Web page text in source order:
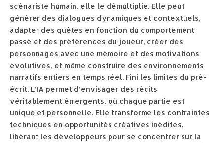
scénariste humain, elle le démultiplie. Elle peut
générer des dialogues dynamiques et contextuels,
adapter des quêtes en fonction du comportement
passé et des préférences du joueur, créer des
personnages avec une mémoire et des motivations
évolutives, et même construire des environnements
narratifs entiers en temps réel. Fini les limites du pré-
écrit. L’IA permet d’envisager des récits
véritablement émergents, où chaque partie est
unique et personnelle. Elle transforme les contraintes
techniques en opportunités créatives inédites,
libérant les développeurs pour se concentrer sur la